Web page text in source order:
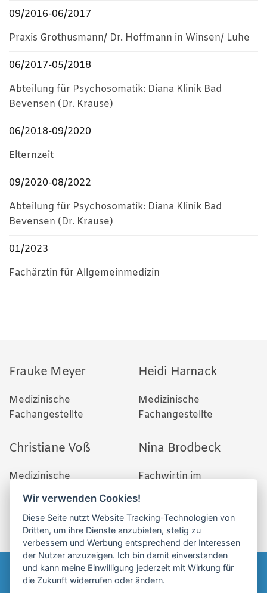
09/2016-06/2017
Praxis Grothusmann/ Dr. Hoffmann in Winsen/ Luhe
06/2017-05/2018
Abteilung für Psychosomatik: Diana Klinik Bad
Bevensen (Dr. Krause)
06/2018-09/2020
Elternzeit
09/2020-08/2022
Abteilung für Psychosomatik: Diana Klinik Bad
Bevensen (Dr. Krause)
01/2023
Fachärztin für Allgemeinmedizin
Frauke Meyer
Medizinische
Fachangestellte
Heidi Harnack
Medizinische
Fachangestellte
Christiane Voß
Medizinische
Fachangestellte
Nina Brodbeck
Fachwirtin im
Gesundheitswesen,
Krankenpflegerin
Impressum Datenschutz
Wir verwenden Cookies!
Diese Seite nutzt Website Tracking-Technologien von
Dritten, um ihre Dienste anzubieten, stetig zu
verbessern und Werbung entsprechend der Interessen
der Nutzer anzuzeigen. Ich bin damit einverstanden
und kann meine Einwilligung jederzeit mit Wirkung für
die Zukunft widerrufen oder ändern.